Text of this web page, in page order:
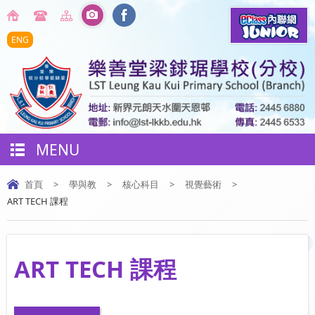
ENG
MENU
首頁 > 學與教 > 核心科目 > 視覺藝術
>
ART TECH 課程
ART TECH 課程